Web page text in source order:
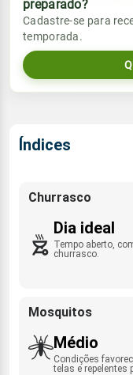
Rajada de
Sol
06:02h às 17:51h
Chuva
0.0mm
Rajada de vento
Sol
preparado?
Cadastre-se para
temporada.
Índices
Churrasco
Dia ideal
Tempo aberto,
churrasco.
Mosquitos
Médio
Condições
telas e repelentes